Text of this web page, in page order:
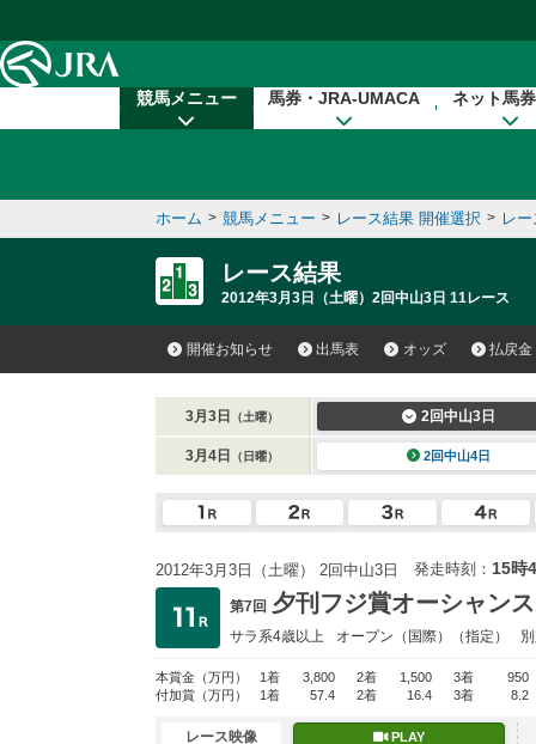
競馬メニュー 馬券・JRA-UMACA ネット馬
ホーム > 競馬メニュー > レース結果 開催選択 > レ
レース結果
2012年3月3日（土曜）2回中山3日 11レース
開催お知らせ 出馬表 オッズ 払戻金
3月3日 （土曜） 2回中山3日
3月4日 （日曜） 2回中山4日
2012年3月3日（土曜） 2回中山3日 発走時刻： 15時
第7回 夕刊フジ賞オーシャン
サラ系4歳以上 オープン （国際）（指定）
本賞金 （万円） 1着 3,800 2着 1,500 3着
950
付加賞 （万円） 1着 57.4 2着 16.4 3着 8.2
レース映像 PLAY